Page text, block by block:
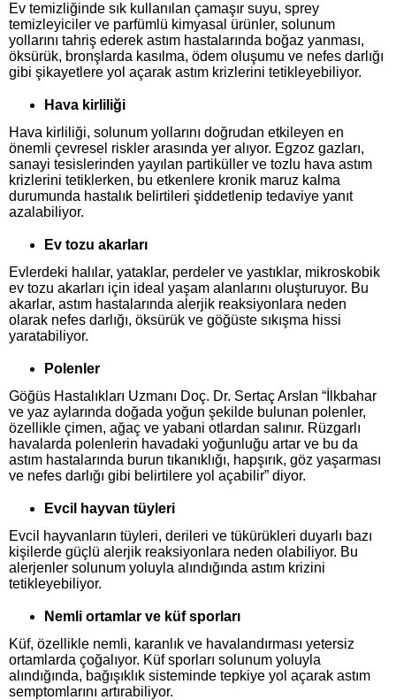
Ev temizliğinde sık kullanılan çamaşır suyu, sprey
temizleyiciler ve parfümlü kimyasal ürünler, solunum
yollarını tahriş ederek astım hastalarında boğaz yanması,
öksürük, bronşlarda kasılma, ödem oluşumu ve nefes darlığı
gibi şikayetlere yol açarak astım krizlerini tetikleyebiliyor.
Hava kirliliği
Hava kirliliği, solunum yollarını doğrudan etkileyen en
önemli çevresel riskler arasında yer alıyor. Egzoz gazları,
sanayi tesislerinden yayılan partiküller ve tozlu hava astım
krizlerini tetiklerken, bu etkenlere kronik maruz kalma
durumunda hastalık belirtileri şiddetlenip tedaviye yanıt
azalabiliyor.
Ev tozu akarları
Evlerdeki halılar, yataklar, perdeler ve yastıklar, mikroskobik
ev tozu akarları için ideal yaşam alanlarını oluşturuyor. Bu
akarlar, astım hastalarında alerjik reaksiyonlara neden
olarak nefes darlığı, öksürük ve göğüste sıkışma hissi
yaratabiliyor.
Polenler
Göğüs Hastalıkları Uzmanı Doç. Dr. Sertaç Arslan “İlkbahar
ve yaz aylarında doğada yoğun şekilde bulunan polenler,
özellikle çimen, ağaç ve yabani otlardan salınır. Rüzgarlı
havalarda polenlerin havadaki yoğunluğu artar ve bu da
astım hastalarında burun tıkanıklığı, hapşırık, göz yaşarması
ve nefes darlığı gibi belirtilere yol açabilir” diyor.
Evcil hayvan tüyleri
Evcil hayvanların tüyleri, derileri ve tükürükleri duyarlı bazı
kişilerde güçlü alerjik reaksiyonlara neden olabiliyor. Bu
alerjenler solunum yoluyla alındığında astım krizini
tetikleyebiliyor.
Nemli ortamlar ve küf sporları
Küf, özellikle nemli, karanlık ve havalandırması yetersiz
ortamlarda çoğalıyor. Küf sporları solunum yoluyla
alındığında, bağışıklık sisteminde tepkiye yol açarak astım
semptomlarını artırabiliyor.